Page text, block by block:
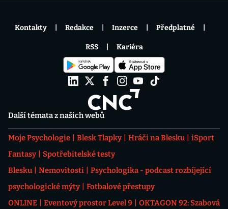
Další témata z našich webů
Moje Psychologie Blesk Tlapky Hráči na Blesku
iSport
Fantasy
Spotřebitelské testy
Blesku
Nemovitosti
Psychologika - podcast rozbíjející
psychologické mýty
Fotbalové přestupy
ONLINE
Eventový prostor Level 9
OKTAGON 92: Szabová
Kontakty Redakce Inzerce Předplatné
RSS Kariéra